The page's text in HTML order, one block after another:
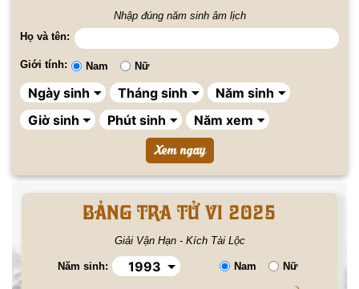
Nhập đúng năm sinh âm lịch
Họ và tên:
Giới tính: Nam Nữ
BẢNG TRA TỬ VI 2025
Giải Vận Hạn - Kích Tài Lộc
Năm sinh: Nam Nữ